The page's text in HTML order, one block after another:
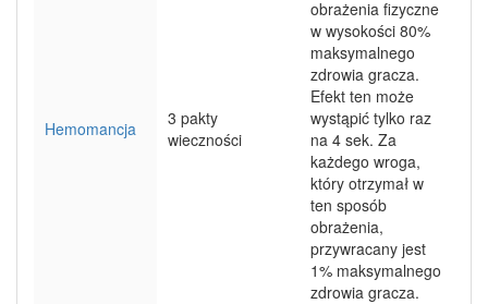
Hemomancja
3 pakty
wieczności
obrażenia fizyczne
w wysokości 80%
maksymalnego
zdrowia gracza.
Efekt ten może
wystąpić tylko raz
na 4 sek. Za
każdego wroga,
który otrzymał w
ten sposób
obrażenia,
przywracany jest
1% maksymalnego
zdrowia gracza.